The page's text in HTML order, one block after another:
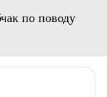
по поводу